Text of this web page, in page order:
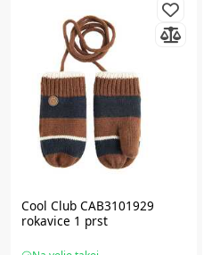
Cool Club CAB3101929
rokavice 1 prst